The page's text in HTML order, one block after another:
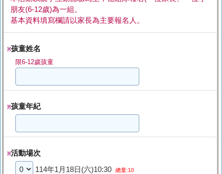
朋友(6-12歲)為一組。
基本資料填寫欄請以家長為主要報名人。
※孩童姓名
限6-12歲孩童
※孩童年紀
※活動場次
114年1月18日(六)10:30 總量:10